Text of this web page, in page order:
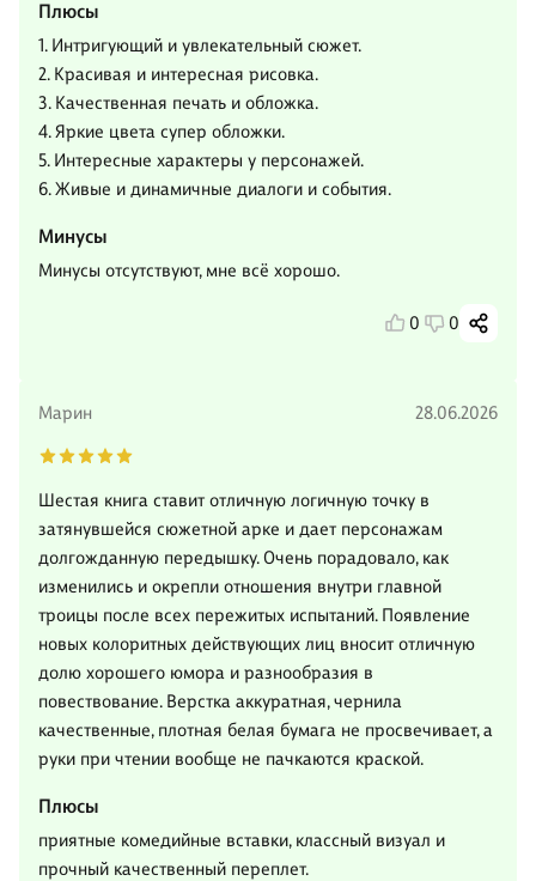
Плюсы
1. Интригующий и увлекательный сюжет.
2. Красивая и интересная рисовка.
3. Качественная печать и обложка.
4. Яркие цвета супер обложки.
5. Интересные характеры у персонажей.
6. Живые и динамичные диалоги и события.
Минусы
Минусы отсутствуют, мне всё хорошо.
0 0
Марин 28.06.2026
Шестая книга ставит отличную логичную точку в
затянувшейся сюжетной арке и дает персонажам
долгожданную передышку. Очень порадовало, как
изменились и окрепли отношения внутри главной
троицы после всех пережитых испытаний. Появление
новых колоритных действующих лиц вносит отличную
долю хорошего юмора и разнообразия в
повествование. Верстка аккуратная, чернила
качественные, плотная белая бумага не просвечивает, а
руки при чтении вообще не пачкаются краской.
Плюсы
приятные комедийные вставки, классный визуал и
прочный качественный переплет.